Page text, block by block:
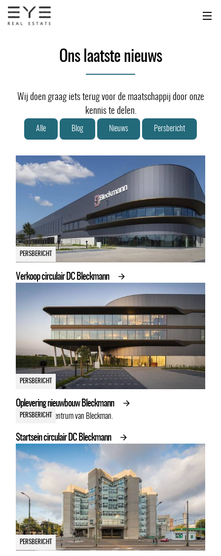
Overslaan
en
Ons laatste nieuws
Wij doen graag iets terug voor de maatschappij door onze
kennis te delen.
Alle Blog Nieuws Persbericht
PERSBERICHT
Verkoop circulair DC Bleckmann
PERSBERICHT
Oplevering nieuwbouw Bleckmann
PERSBERICHT
Startsein circulair DC Bleckmann
PERSBERICHT